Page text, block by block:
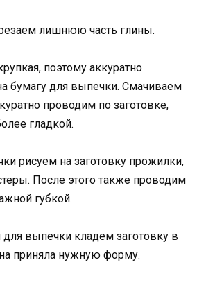
лишнюю часть глины.
поэтому аккуратно
бумагу для выпечки. Смачиваем
проводим по заготовке,
гладкой.
рисуем на заготовку прожилки,
После этого также проводим
губкой.
для выпечки кладем заготовку в
приняла нужную форму.